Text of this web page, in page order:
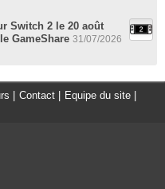
Switch 2 le 20 août
GameShare 31/07/2026
Contact Equipe du site